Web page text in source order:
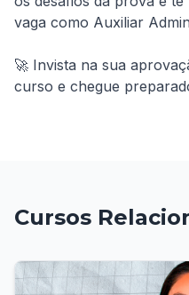
vaga como Auxiliar
🚀 Invista na sua
curso e chegue
Cursos